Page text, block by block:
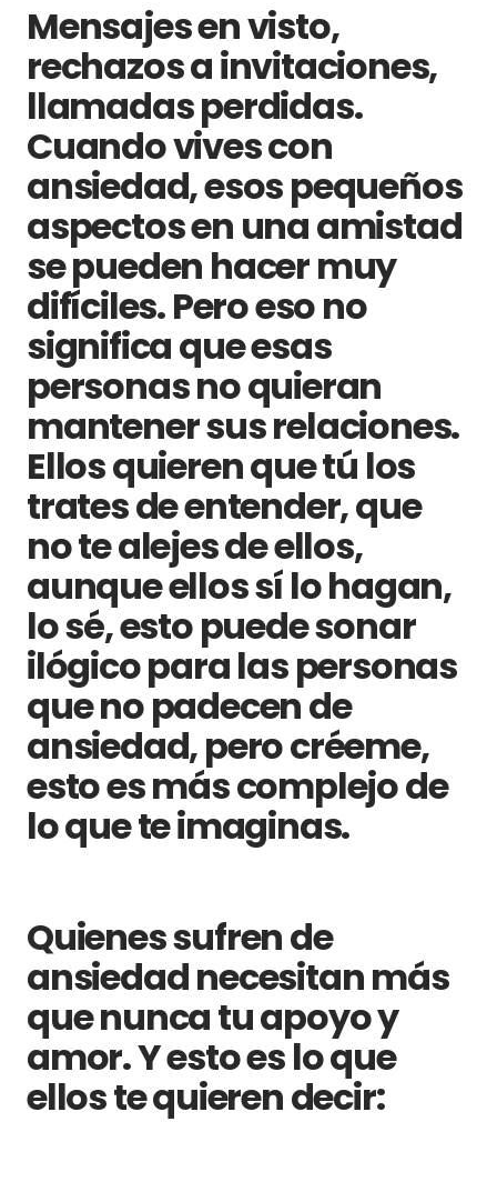
Mensajes en visto,
rechazos a invitaciones,
llamadas perdidas.
Cuando vives con
ansiedad, esos pequeños
aspectos en una amistad
se pueden hacer muy
difíciles. Pero eso no
significa que esas
personas no quieran
mantener sus relaciones.
Ellos quieren que tú los
trates de entender, que
no te alejes de ellos,
aunque ellos sí lo hagan,
lo sé, esto puede sonar
ilógico para las personas
que no padecen de
ansiedad, pero créeme,
esto es más complejo de
lo que te imaginas.
Quienes sufren de
ansiedad necesitan más
que nunca tu apoyo y
amor. Y esto es lo que
ellos te quieren decir: